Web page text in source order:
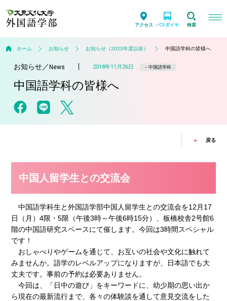
アクセス バスダイヤ 検索
ホーム お知らせ お知らせ（2023年度以前） 中国語学科の皆様へ
お知らせ／ News 2018年11月26日 中国語学科
中国語学科の皆様へ
戻る
中国人留学生との交流会
中国語学科生と外国語学部中国人留学生との交流会を12月17
日（月）4限・5限（午後3時～午後6時15分）、板橋校舎2号館6
階の中国語研究スペースにて催します。今回は3時間スペシャル
です！
おしゃべりやゲームを通じて、お互いの社会や文化に触れて
みませんか。語学のレベルアップになりますが、日本語でも大
丈夫です。事前の予約は必要ありません。
今回は、「日中の遊び」をキーワードに、幼少期の思い出か
ら現在の最新流行まで、各々の体験談を通して意見交流をした